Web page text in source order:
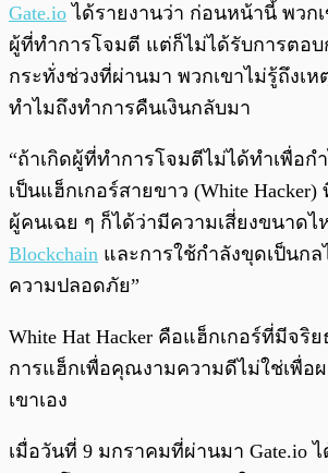
Gate.io ได้รายงานว่า ก่อนหน้านี้ พวก
ผู้ที่ทำการโจมตี แต่ก็ไม่ได้รับการตอบ
กระทั่งช่วงที่ผ่านมา พวกเขาไม่รู้ถึงเห
ทำไมถึงทำการคืนเงินกลับมา
“ถ้าเกิดผู้ที่ทำการโจมตีไม่ได้ทำเพื่อก
เป็นแฮ็กเกอร์สายขาว (White
ผู้คนเฉย ๆ ก็ได้ว่ามีความเสี่ยงขนาดไ
Blockchain และการใช้กำลังขุดเป็นกล
ความปลอดภัย”
White Hat Hacker คือแฮ็กเกอร์ที่มีจริ
การแฮ็กเพื่อคุณงามความดีไม่ใช่เพื่อ
เขาเอง
เมื่อวันที่ 9 มกราคมที่ผ่านมา Gate.io